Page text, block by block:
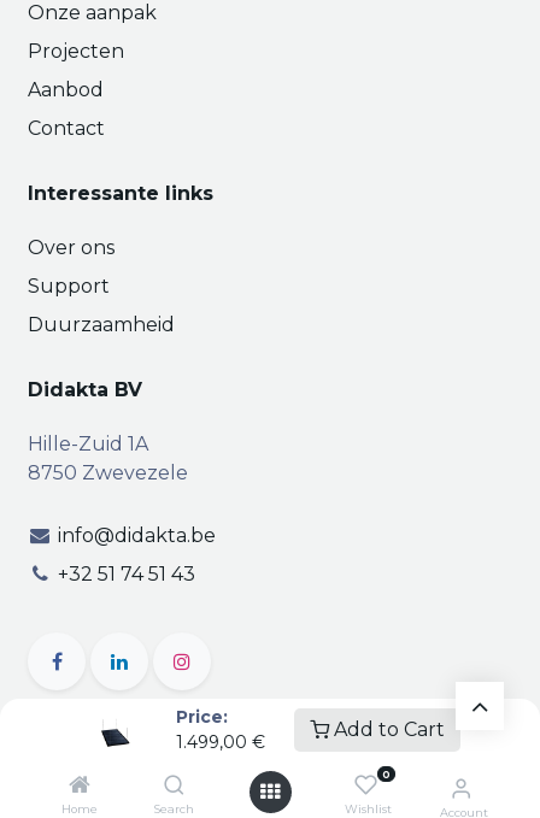
Price:
1.499,00 €
Add to Cart
Home Search
0
Wishlist Account
Onze aanpak
Projecten
Aanbod
Contact
Interessante links
Over ons
Support
Duurzaamheid
Didakta BV
Hille-Zuid 1A
8750 Zwevezele
info@didakta.be
+32 51 74 51 43
Vertrouwelijkheid
Algemene voorwaarden | BTW BE 0471.695.162